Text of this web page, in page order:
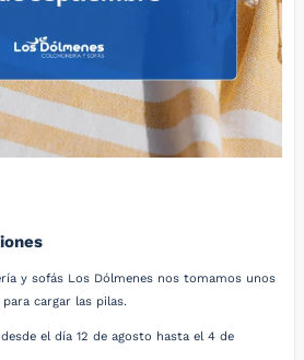
y sofás Los Dólmenes nos tomamos unos
cargar las pilas.
el día 12 de agosto hasta el 4 de